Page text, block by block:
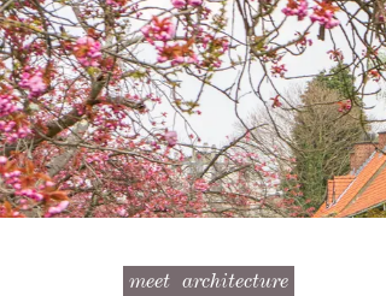
meet architecture